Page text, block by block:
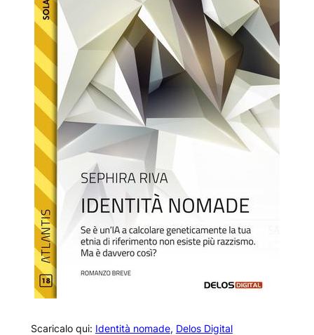
Scaricalo qui: Identità nomade, Delos Digital